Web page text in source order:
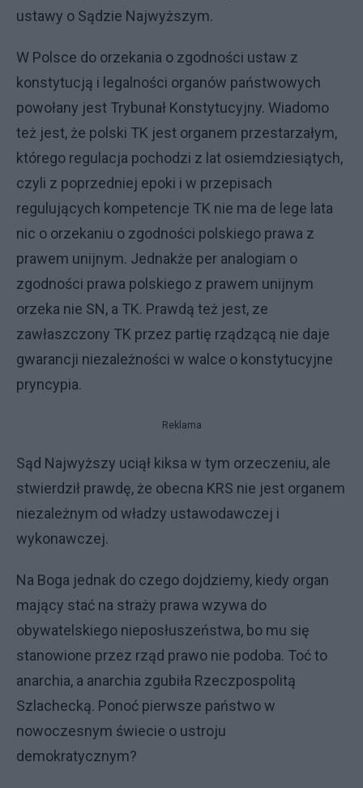
ustawy o Sądzie Najwyższym.
W Polsce do orzekania o zgodności ustaw z
konstytucją i legalności organów państwowych
powołany jest Trybunał Konstytucyjny. Wiadomo
też jest, że polski TK jest organem przestarzałym,
którego regulacja pochodzi z lat osiemdziesiątych,
czyli z poprzedniej epoki i w przepisach
regulujących kompetencje TK nie ma de lege lata
nic o orzekaniu o zgodności polskiego prawa z
prawem unijnym. Jednakże per analogiam o
zgodności prawa polskiego z prawem unijnym
orzeka nie SN, a TK. Prawdą też jest, ze
zawłaszczony TK przez partię rządzącą nie daje
gwarancji niezależności w walce o konstytucyjne
pryncypia.
Reklama
Sąd Najwyższy uciął kiksa w tym orzeczeniu, ale
stwierdził prawdę, że obecna KRS nie jest organem
niezależnym od władzy ustawodawczej i
wykonawczej.
Na Boga jednak do czego dojdziemy, kiedy organ
mający stać na straży prawa wzywa do
obywatelskiego nieposłuszeństwa, bo mu się
stanowione przez rząd prawo nie podoba. Toć to
anarchia, a anarchia zgubiła Rzeczpospolitą
Szlachecką. Ponoć pierwsze państwo w
nowoczesnym świecie o ustroju
demokratycznym?